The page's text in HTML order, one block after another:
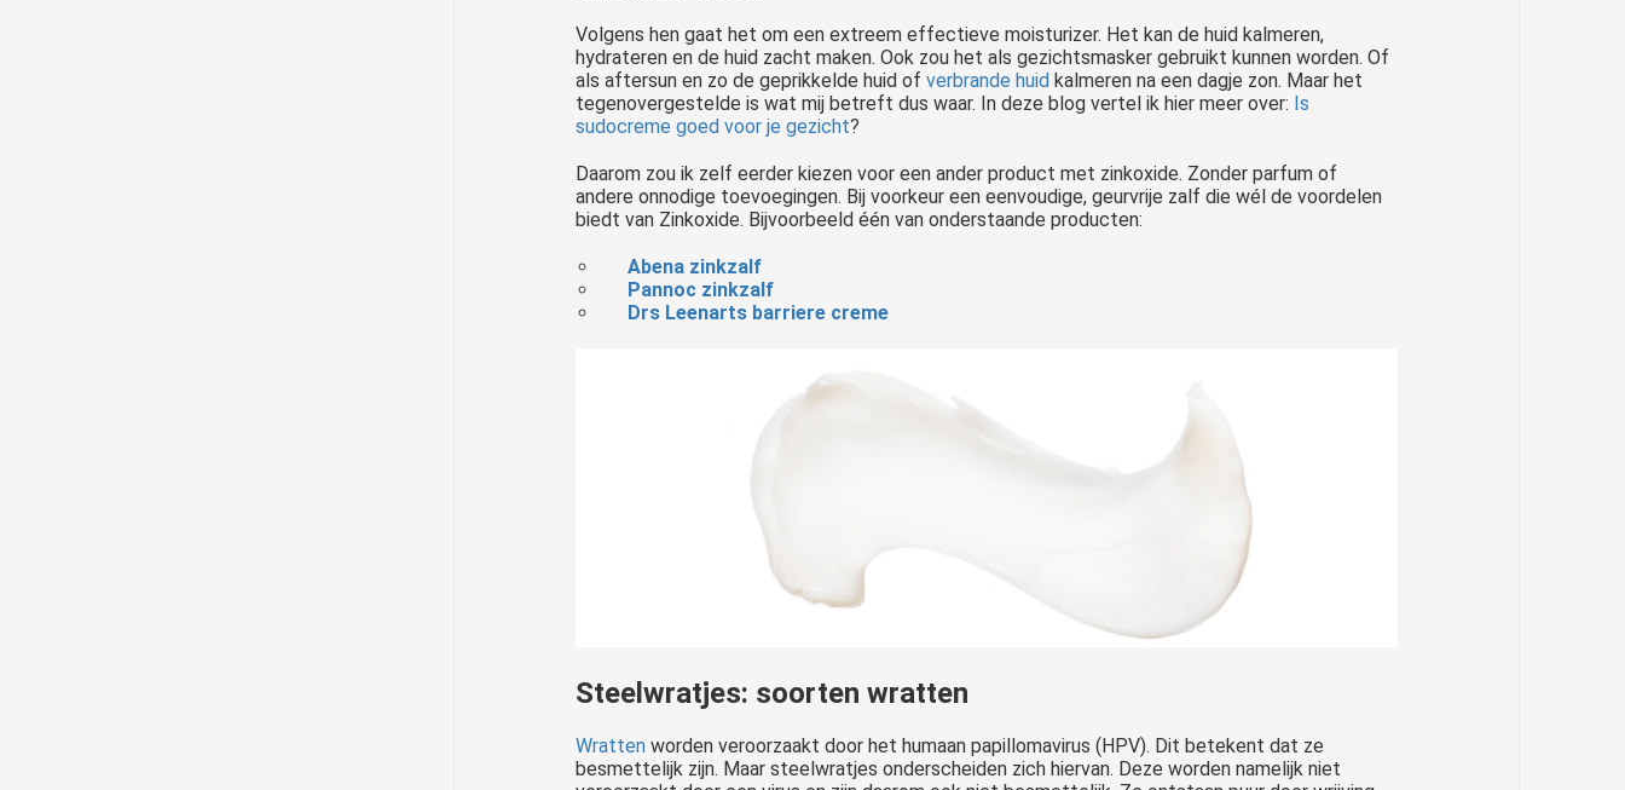
Volgens hen gaat het om een extreem effectieve moisturizer. Het kan de huid kalmeren,
hydrateren en de huid zacht maken. Ook zou het als gezichtsmasker gebruikt kunnen worden. Of
als aftersun en zo de geprikkelde huid of verbrande huid kalmeren na een dagje zon. Maar het
tegenovergestelde is wat mij betreft dus waar. In deze blog vertel ik hier meer over: Is
sudocreme goed voor je gezicht?
Daarom zou ik zelf eerder kiezen voor een ander product met zinkoxide. Zonder parfum of
andere onnodige toevoegingen. Bij voorkeur een eenvoudige, geurvrije zalf die wél de voordelen
biedt van Zinkoxide. Bijvoorbeeld één van onderstaande producten:
Abena zinkzalf
Pannoc zinkzalf
Drs Leenarts barriere creme
Steelwratjes: soorten wratten
Wratten worden veroorzaakt door het humaan papillomavirus (HPV). Dit betekent dat ze
besmettelijk zijn. Maar steelwratjes onderscheiden zich hiervan. Deze worden namelijk niet